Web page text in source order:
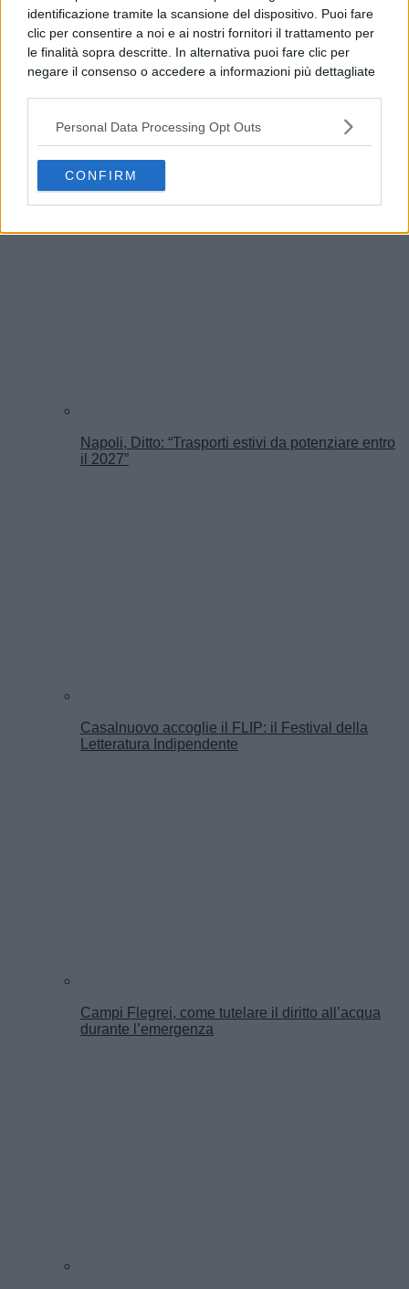
identificazione tramite la scansione del dispositivo. Puoi fare
clic per consentire a noi e ai nostri fornitori il trattamento per
le finalità sopra descritte. In alternativa puoi fare clic per
negare il consenso o accedere a informazioni più dettagliate
possono non richiedere il tuo consenso, ma hai il diritto di
opporti a tale trattamento. Le tue preferenze si
preferenze in qualsiasi momento ritornando su questo sito o
consultando la nostrainformativa sulla riservatezza.
Personal Data Processing Opt Outs
CONFIRM
Procida, truffa a un’anziana e si nasconde tra i
turisti: arrestato
Napoli, Ditto: “Trasporti estivi da potenziare entro
il 2027”
Casalnuovo accoglie il FLIP: il Festival della
Letteratura Indipendente
Campi Flegrei, come tutelare il diritto all’acqua
durante l’emergenza